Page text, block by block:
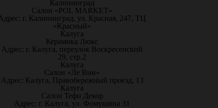
Калининград
Салон «POL MARKET»
г. Калининград, ул. Красная, 247, ТЦ
«Красный»
Калуга
Керамика Люкс
Адрес: г. Калуга, переулок Воскресенский
29, стр.2
Калуга
Салон «Ле Вин»
Адрес: Калуга, Правобережный проезд, 13
Калуга
Салон Тефи Декор
Адрес: г. Калуга, ул. Фомушина 31